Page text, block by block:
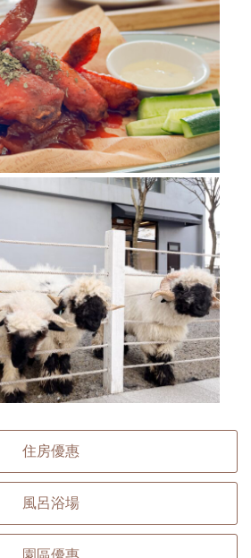
住房優惠
風呂浴場